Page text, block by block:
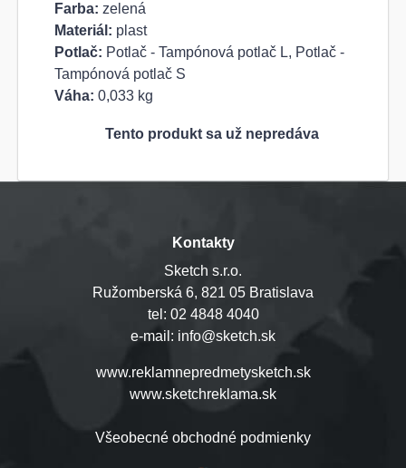
Farba: zelená
Materiál: plast
Potlač: Potlač - Tampónová potlač L, Potlač -
Tampónová potlač S
Váha: 0,033 kg
Tento produkt sa už nepredáva
Kontakty
Sketch s.r.o.
Ružomberská 6, 821 05 Bratislava
tel: 02 4848 4040
e-mail: info@sketch.sk
www.reklamnepredmetysketch.sk
www.sketchreklama.sk
Všeobecné obchodné podmienky